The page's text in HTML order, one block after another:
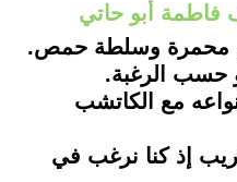
فاطمة أبو حاتي
محمرة وسلطة حمص.
حسب الرغبة.
مع الكاتشب
إذ كنا نرغب في